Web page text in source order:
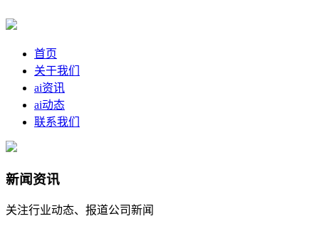
首页
关于我们
ai资讯
ai动态
联系我们
新闻资讯
关注行业动态、报道公司新闻